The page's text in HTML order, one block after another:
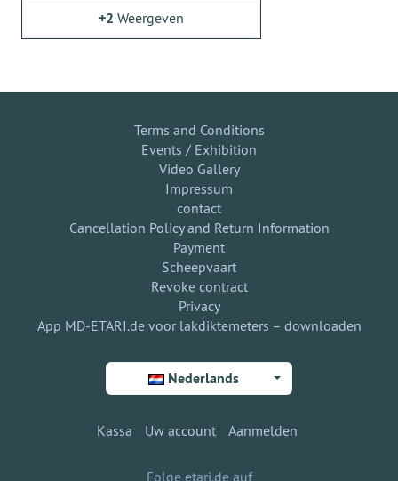
+2 Weergeven
Terms and Conditions
Events / Exhibition
Video Gallery
Impressum
contact
Cancellation Policy and Return Information
Payment
Scheepvaart
Revoke contract
Privacy
App MD-ETARI.de voor lakdiktemeters – downloaden
Nederlands
Kassa Uw account Aanmelden
Folge etari.de auf